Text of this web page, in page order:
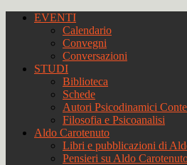
EVENTI
Calendario
Convegni
Conversazioni
STUDI
Biblioteca
Schede
Autori Psicodinamici
Filosofia e Psicoanalisi
Aldo Carotenuto
Libri e pubblicazioni di
Pensieri su Aldo